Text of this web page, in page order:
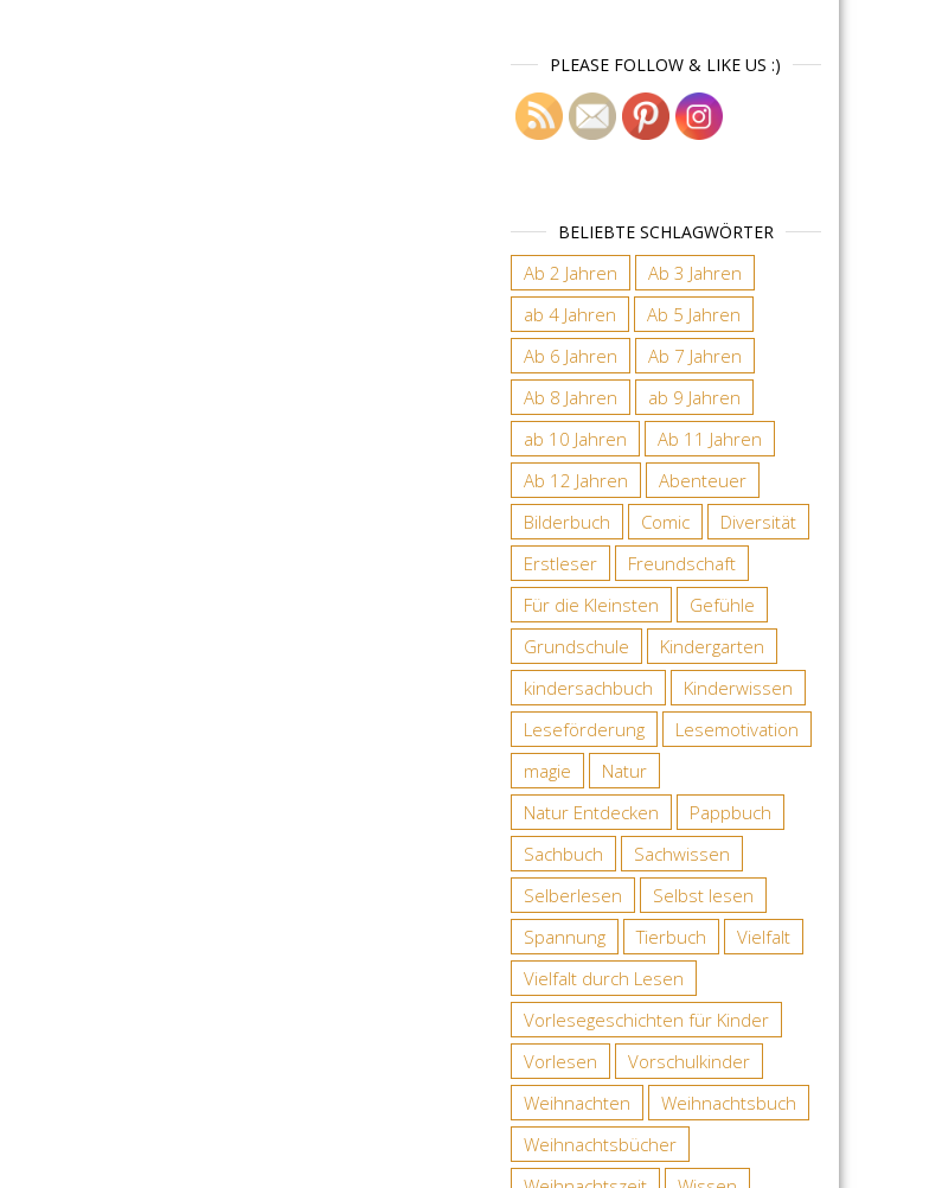
PLEASE FOLLOW & LIKE US :)
BELIEBTE SCHLAGWÖRTER
Ab 2 Jahren
Ab 3 Jahren
ab 4 Jahren
Ab 5 Jahren
Ab 6 Jahren
Ab 7 Jahren
Ab 8 Jahren
ab 9 Jahren
ab 10 Jahren
Ab 11 Jahren
Ab 12 Jahren
Abenteuer
Bilderbuch
Comic
Diversität
Erstleser
Freundschaft
Für die Kleinsten
Gefühle
Grundschule
Kindergarten
kindersachbuch
Kinderwissen
Leseförderung
Lesemotivation
magie
Natur
Natur Entdecken
Pappbuch
Sachbuch
Sachwissen
Selberlesen
Selbst lesen
Spannung
Tierbuch
Vielfalt
Vielfalt durch Lesen
Vorlesegeschichten für Kinder
Vorlesen
Vorschulkinder
Weihnachten
Weihnachtsbuch
Weihnachtsbücher